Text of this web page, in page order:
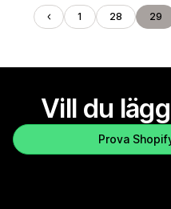
1 28 29
Vill du
Prova